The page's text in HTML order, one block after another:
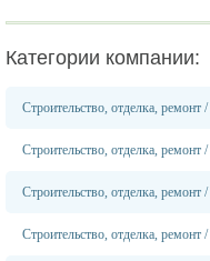
Категории компании:
Строительство, отделка, ремонт /
Строительство, отделка, ремонт /
Строительство, отделка, ремонт /
Строительство, отделка, ремонт /